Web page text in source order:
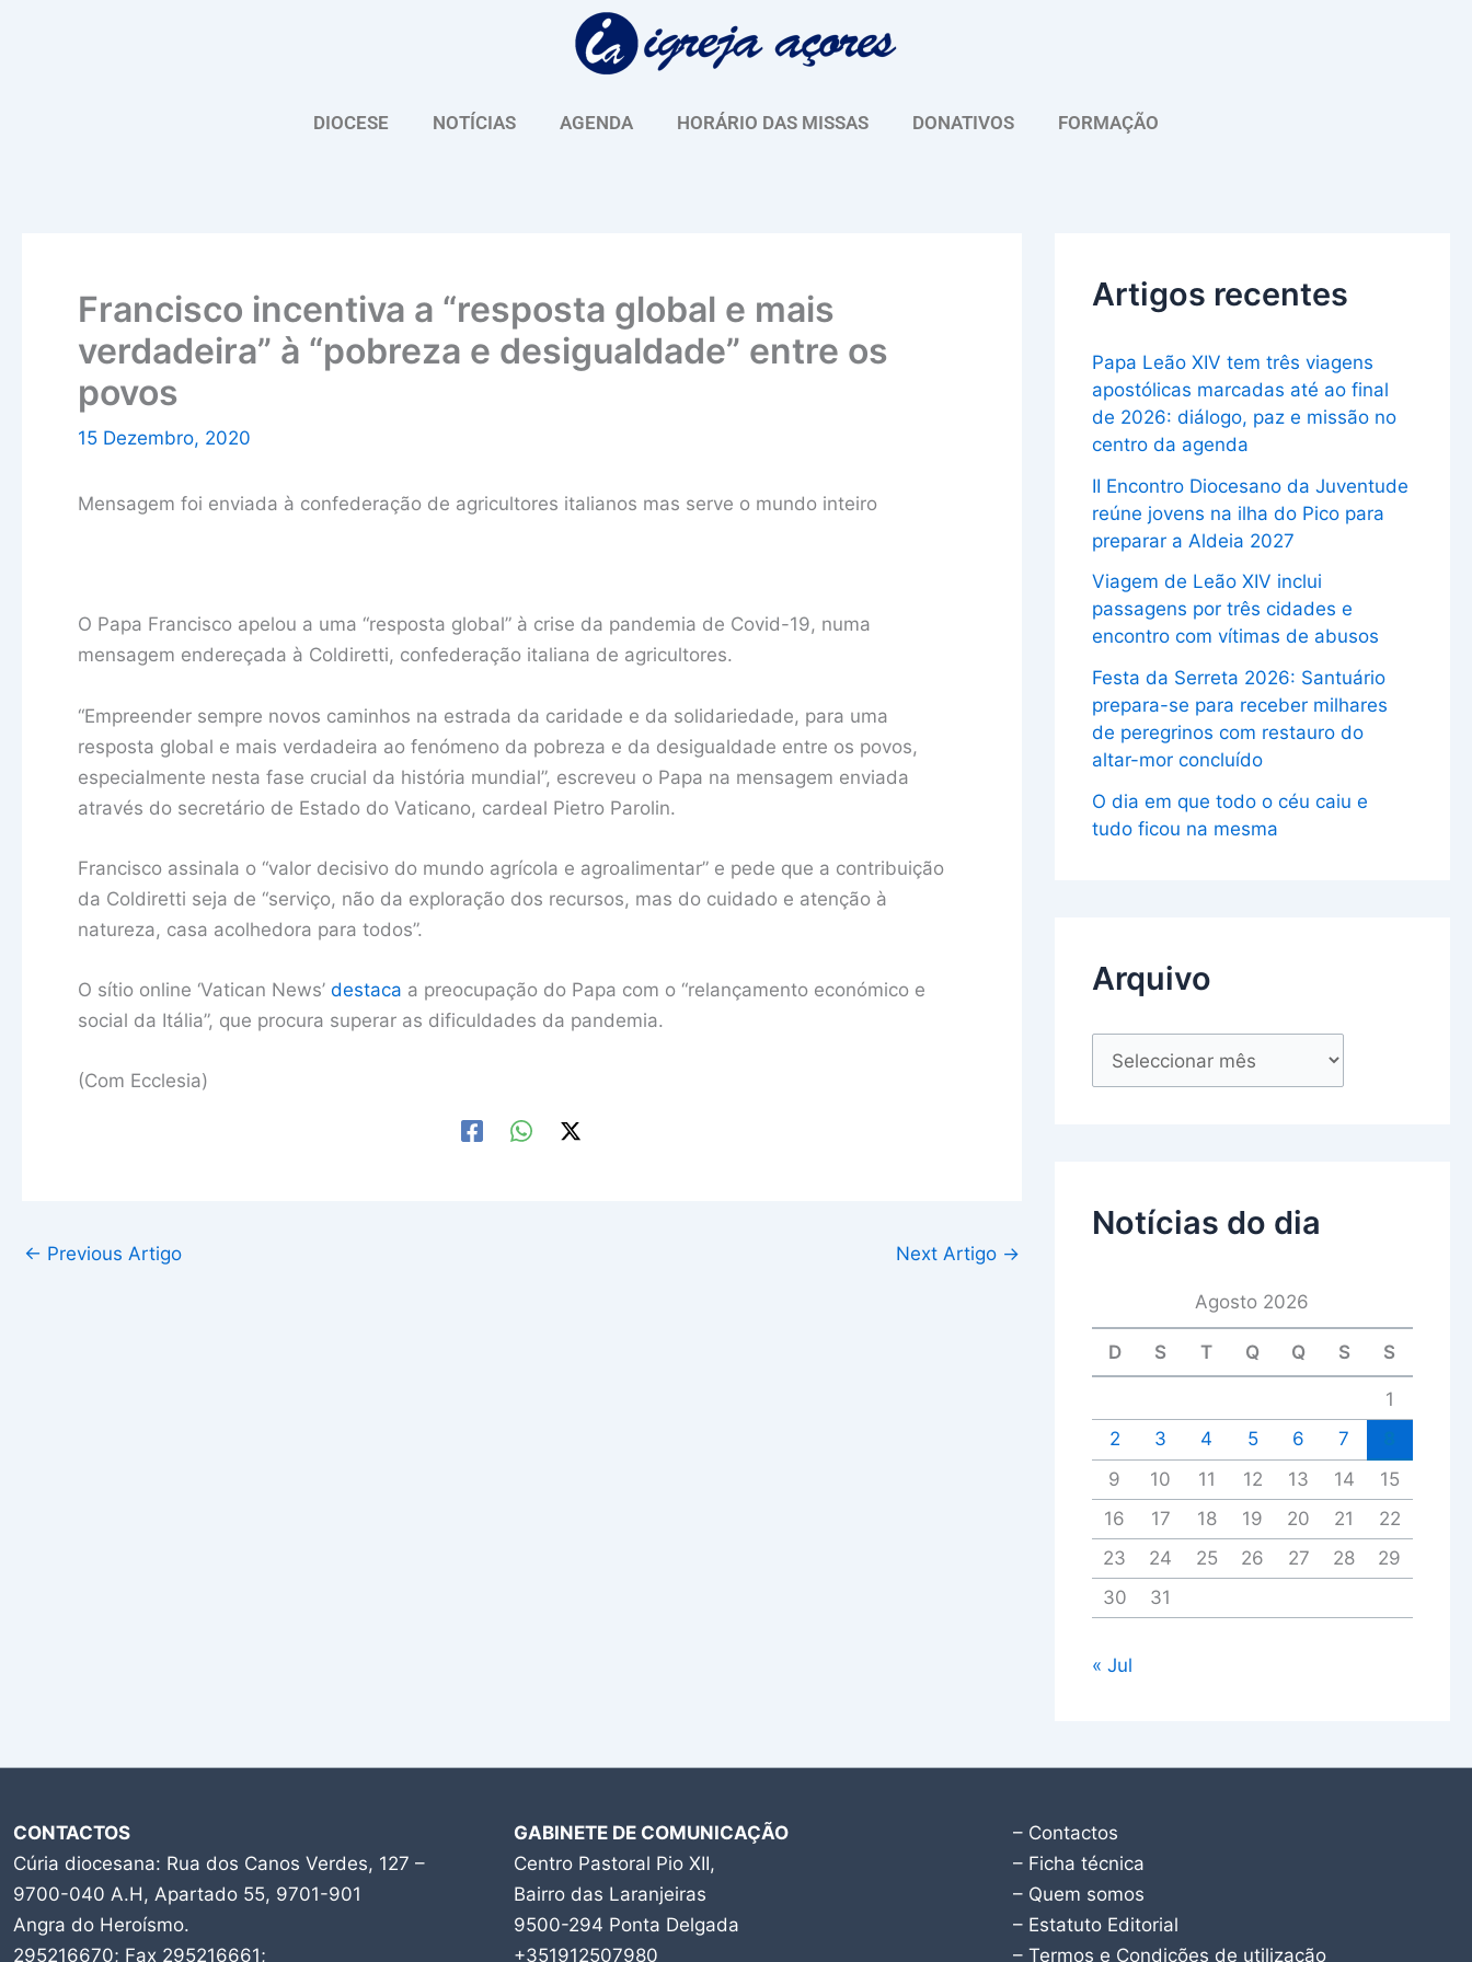
DIOCESE NOTÍCIAS AGENDA HORÁRIO DAS MISSAS DONATIVOS FORMAÇÃO
Francisco incentiva a “resposta global e mais
verdadeira” à “pobreza e desigualdade” entre os
povos
15 Dezembro, 2020
Mensagem foi enviada à confederação de agricultores italianos mas serve o mundo inteiro
O Papa Francisco apelou a uma “resposta global” à crise da pandemia de Covid-19, numa
mensagem endereçada à Coldiretti, confederação italiana de agricultores.
“Empreender sempre novos caminhos na estrada da caridade e da solidariedade, para uma
resposta global e mais verdadeira ao fenómeno da pobreza e da desigualdade entre os povos,
especialmente nesta fase crucial da história mundial”, escreveu o Papa na mensagem enviada
através do secretário de Estado do Vaticano, cardeal Pietro Parolin.
Francisco assinala o “valor decisivo do mundo agrícola e agroalimentar” e pede que a contribuição
da Coldiretti seja de “serviço, não da exploração dos recursos, mas do cuidado e atenção à
natureza, casa acolhedora para todos”.
O sítio online ‘Vatican News’ destaca a preocupação do Papa com o “relançamento económico e
social da Itália”, que procura superar as dificuldades da pandemia.
(Com Ecclesia)
← Previous Artigo Next Artigo →
Artigos recentes
Papa Leão XIV tem três viagens
apostólicas marcadas até ao final
de 2026: diálogo, paz e missão no
centro da agenda
II Encontro Diocesano da Juventude
reúne jovens na ilha do Pico para
preparar a Aldeia 2027
Viagem de Leão XIV inclui
passagens por três cidades e
encontro com vítimas de abusos
Festa da Serreta 2026: Santuário
prepara-se para receber milhares
de peregrinos com restauro do
altar-mor concluído
O dia em que todo o céu caiu e
tudo ficou na mesma
Arquivo
u
Notícias do dia
Agosto 2026
D S T Q Q S S
1
2
3 4 5 6 7
9
10 11 12 13 14
15
16
17 18 19 20 21
22
23
24 25 26 27 28
29
30
31
« Jul
CONTACTOS
Cúria diocesana: Rua dos Canos Verdes, 127 –
9700-040 A.H, Apartado 55, 9701-901
Angra do Heroísmo.
295216670; Fax 295216661;
GABINETE DE COMUNICAÇÃO
Centro Pastoral Pio XII,
Bairro das Laranjeiras
9500-294 Ponta Delgada
+351912507980
– Contactos
– Ficha técnica
– Quem somos
– Estatuto Editorial
– Termos e Condições de utilização